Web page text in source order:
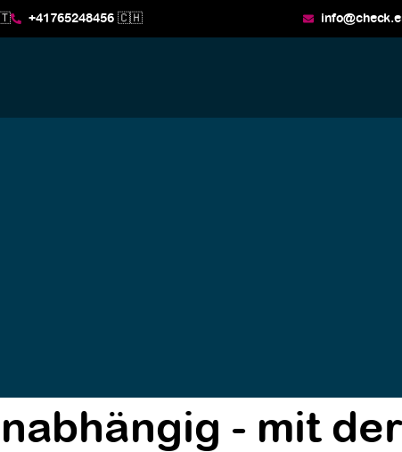
+41765248456 🇨🇭
- mit